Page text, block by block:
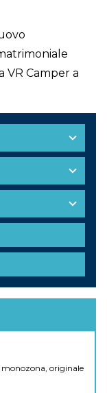
VR Camper a
originale